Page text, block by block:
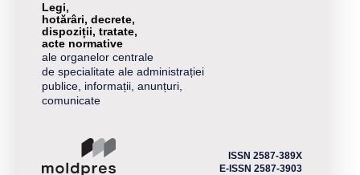
Legi,
hotărâri, decrete,
dispoziții, tratate,
acte normative
ale organelor centrale
de specialitate ale administrației
publice, informații, anunțuri,
comunicate
ISSN 2587-389X
E-ISSN 2587-3903